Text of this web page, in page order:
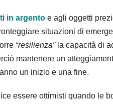
in argento e agli oggetti
situazioni di
“resilienza”la capacità di
mantenere un
un inizio e una fine.
essere ottimisti quando le